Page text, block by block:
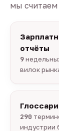
мы
отчёты
9
вилок
290
индустрии